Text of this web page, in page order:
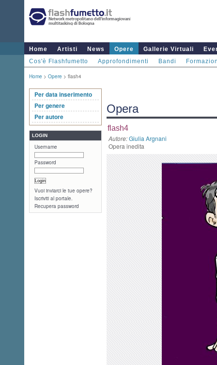
Home Artisti News Opere Gallerie Virtuali
Cos'è Flashfumetto
Approfondimenti Bandi
Home > Opere > flash4
Per data inserimento
Per genere
Per autore
LOGIN
Username
Password
Vuoi inviarci le tue opere?
Iscriviti al portale.
Recupera password
Opera
flash4
Autore:Giulia Argnani
Opera inedita